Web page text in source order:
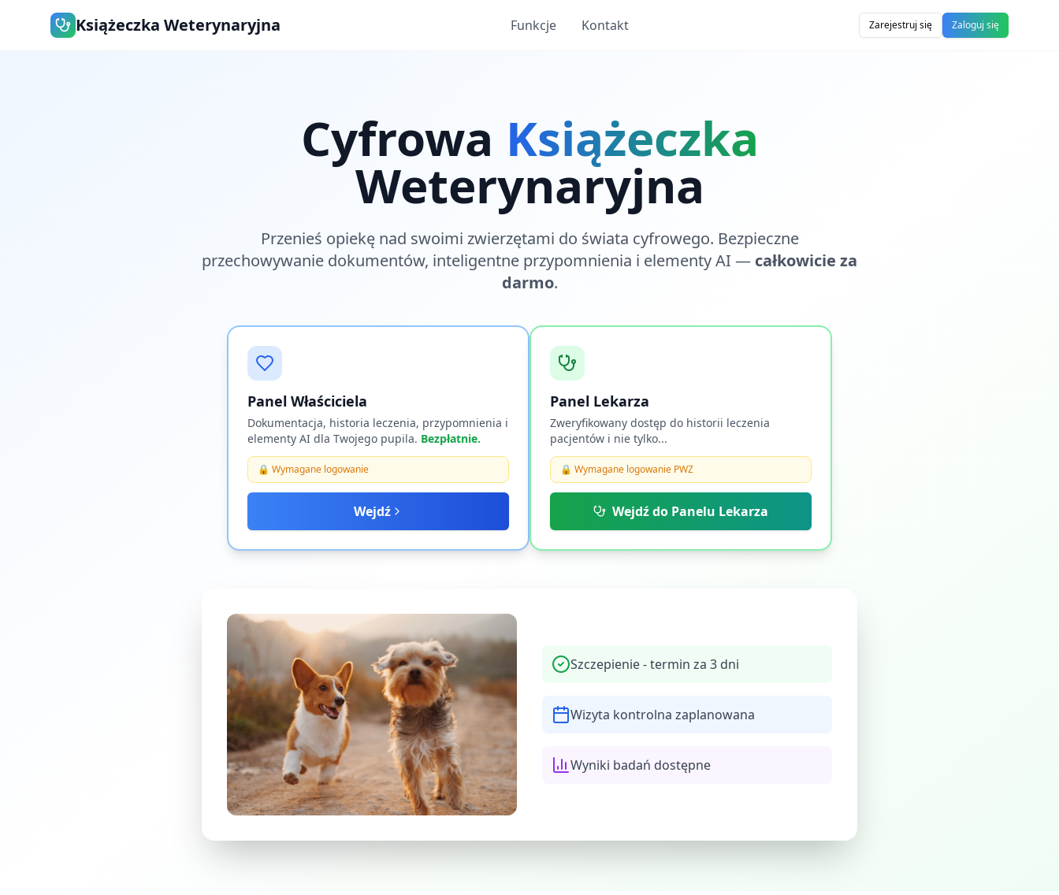
Książeczka Weterynaryjna Funkcje Kontakt Zarejestruj się Zaloguj się
Cyfrowa Książeczka
Weterynaryjna
Przenieś opiekę nad swoimi zwierzętami do świata cyfrowego. Bezpieczne
przechowywanie dokumentów, inteligentne przypomnienia i elementy AI — całkowicie za
darmo.
Panel Właściciela
Dokumentacja, historia leczenia, przypomnienia i
elementy AI dla Twojego pupila. Bezpłatnie.
🔒 Wymagane logowanie
Wejdź
Panel Lekarza
Zweryfikowany dostęp do historii leczenia
pacjentów i nie tylko...
🔒 Wymagane logowanie PWZ
Wejdź do Panelu Lekarza
Szczepienie - termin za 3 dni
Wizyta kontrolna zaplanowana
Wyniki badań dostępne